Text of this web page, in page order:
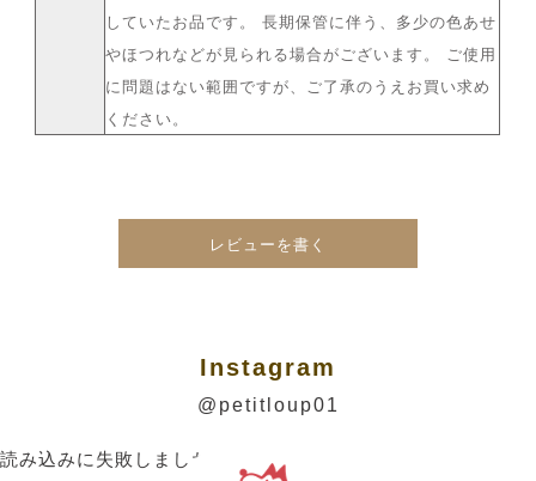
していたお品です。 長期保管に伴う、多少の色あせ
やほつれなどが見られる場合がございます。 ご使用
に問題はない範囲ですが、ご了承のうえお買い求め
ください。
レビューを書く
Instagram
@petitloup01
読み込みに失敗しました。